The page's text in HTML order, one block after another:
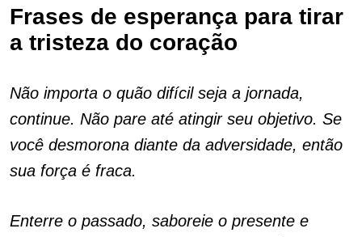
Frases de esperança para tirar
a tristeza do coração
Não importa o quão difícil seja a jornada,
continue. Não pare até atingir seu objetivo. Se
você desmorona diante da adversidade, então
sua força é fraca.
Enterre o passado, saboreie o presente e